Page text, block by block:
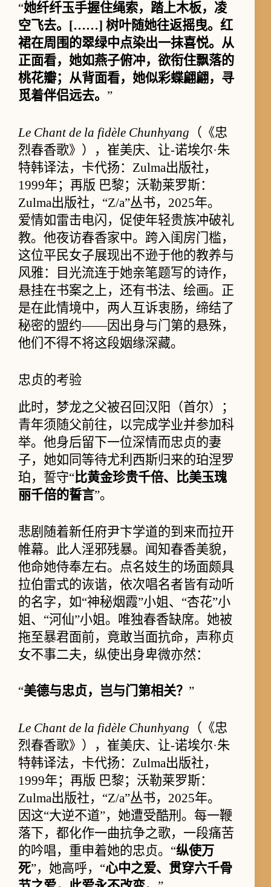
“她纤纤玉手握住绳索，踏上木板，凌
空飞去。[……] 树叶随她往返摇曳。红
裙在周围的翠绿中点染出一抹喜悦。从
正面看，她如燕子俯冲，欲衔住飘落的
桃花瓣；从背面看，她似彩蝶翩翩，寻
觅着伴侣远去。 ”
Le Chant de la fidèle Chunhyang （《忠
烈春香歌》），崔美庆、让-诺埃尔·朱
特韩译法，卡代扬：Zulma出版社，
1999年；再版 巴黎；沃勒莱罗斯：
Zulma出版社，“Z/a”丛书，2025年。
爱情如雷击电闪，促使年轻贵族冲破礼
教。他夜访春香家中。跨入闺房门槛，
这位平民女子展现出不逊于他的教养与
风雅：目光流连于她亲笔题写的诗作，
悬挂在书案之上，还有书法、绘画。正
是在此情境中，两人互诉衷肠，缔结了
秘密的盟约——因出身与门第的悬殊，
他们不得不将这段姻缘深藏。
忠贞的考验
此时，梦龙之父被召回汉阳（首尔）；
青年须随父前往，以完成学业并参加科
举。他身后留下一位深情而忠贞的妻
子，她如同等待尤利西斯归来的珀涅罗
珀，誓守“比黄金珍贵千倍、比美玉瑰
丽千倍的誓言”。
悲剧随着新任府尹卞学道的到来而拉开
帷幕。此人淫邪残暴。闻知春香美貌，
他命她侍奉左右。点名妓生的场面颇具
拉伯雷式的诙谐，依次唱名者皆有动听
的名字，如“神秘烟霞”小姐、“杏花”小
姐、“河仙”小姐。唯独春香缺席。她被
拖至暴君面前，竟敢当面抗命，声称贞
女不事二夫，纵使出身卑微亦然：
“美德与忠贞，岂与门第相关？ ”
Le Chant de la fidèle Chunhyang （《忠
烈春香歌》），崔美庆、让-诺埃尔·朱
特韩译法，卡代扬：Zulma出版社，
1999年；再版 巴黎；沃勒莱罗斯：
Zulma出版社，“Z/a”丛书，2025年。
因这“大逆不道”，她遭受酷刑。每一鞭
落下，都化作一曲抗争之歌，一段痛苦
的吟唱，重申着她的忠贞。“纵使万
死”，她高呼，“心中之爱、贯穿六千骨